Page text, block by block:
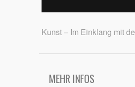
Kunst – Im Einklang mit
MEHR INFOS